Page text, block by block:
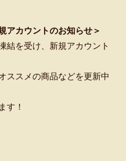
アカウントのお知らせ＞
結を受け、新規アカウント
ススメの商品などを更新中
す！